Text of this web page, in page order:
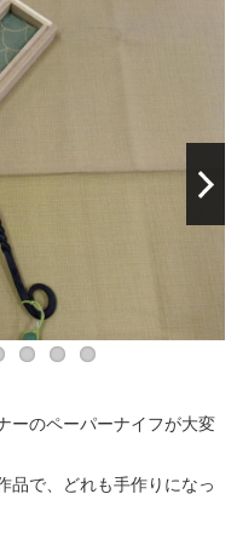
ーのペーパーナイフが大変
品で、どれも手作りになっ